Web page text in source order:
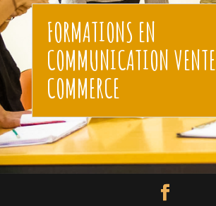
FORMATIONS EN
COMMUNICATION VENTE
COMMERCE